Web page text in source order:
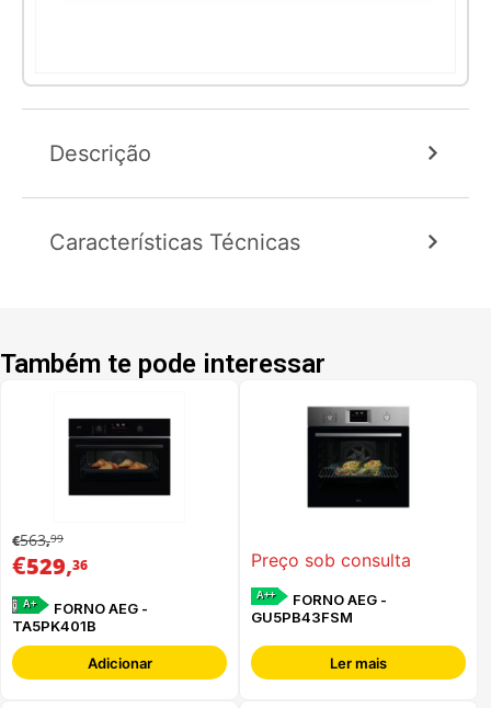
Descrição
Características Técnicas
Também te pode interessar
€563,99
€529,36
A+
FORNO AEG -
TA5PK401B
Adicionar
Preço sob consulta
A++
FORNO AEG -
GU5PB43FSM
Ler mais